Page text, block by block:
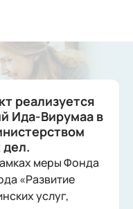
реализуется
Ида-Вирумаа в
меры Фонда
«Развитие
услуг,